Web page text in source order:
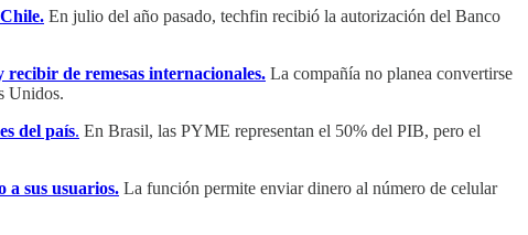
En julio del año pasado, techfin recibió la autorización del Banco
de remesas internacionales. La compañía no planea convertirse
Unidos.
del país. En Brasil, las PYME representan el 50% del PIB, pero el
a sus usuarios. La función permite enviar dinero al número de celular